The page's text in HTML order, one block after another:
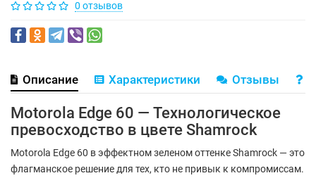
0 отзывов
Описание Характеристики Отзывы
Motorola Edge 60 — Технологическое
превосходство в цвете Shamrock
Motorola Edge 60 в эффектном зеленом оттенке Shamrock — это
флагманское решение для тех, кто не привык к компромиссам.